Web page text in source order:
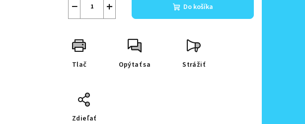
+
− Do košíka
Tlač Opýtať sa Strážiť
Zdieľať